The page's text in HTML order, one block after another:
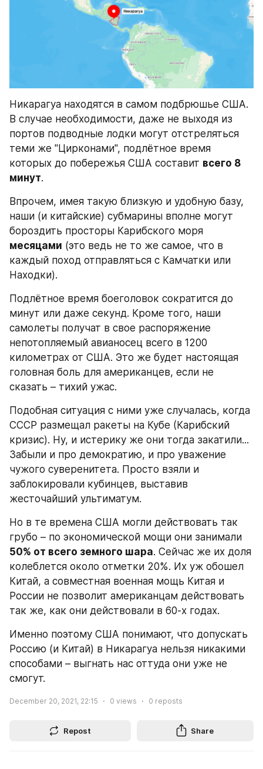
Никарагуа находятся в самом подбрюшье США.
В случае необходимости, даже не выходя из
портов подводные лодки могут отстреляться
теми же "Цирконами", подлётное время
которых до побережья США составит всего 8
минут.
Впрочем, имея такую близкую и удобную базу,
наши (и китайские) субмарины вполне могут
месяцами (это ведь не то же самое, что в
каждый поход отправляться с Камчатки или
Находки).
Подлётное время боеголовок сократится до
минут или даже секунд. Кроме того, наши
самолеты получат в свое распоряжение
непотопляемый авианосец всего в 1200
километрах от США. Это же будет настоящая
головная боль для американцев, если не
сказать – тихий ужас.
Подобная ситуация с ними уже случалась, когда
СССР размещал ракеты на Кубе (Карибский
кризис). Ну, и истерику же они тогда закатили...
Забыли и про демократию, и про уважение
чужого суверенитета. Просто взяли и
заблокировали кубинцев, выставив
жесточайший ультиматум.
Но в те времена США могли действовать так
50% от всего земного шара. Сейчас же их доля
колеблется около отметки 20%. Их уж обошел
Китай, а совместная военная мощь Китая и
России не позволит американцам действовать
так же, как они действовали в 60-х годах.
Именно поэтому США понимают, что допускать
Россию (и Китай) в Никарагуа нельзя никакими
способами – выгнать нас оттуда они уже не
смогут.
December 20, 2021, 22:15 0 views 0 reposts
Repost Share